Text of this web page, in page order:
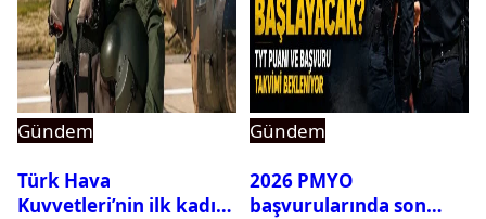
Gündem
Türk Hava
Kuvvetleri’nin ilk kadın
Gündem
2026 PMYO
başvurularında son